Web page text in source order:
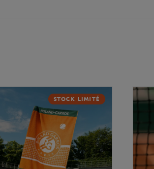
STOCK LIMITÉ